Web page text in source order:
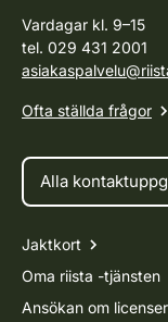
provdatumet.
För den
också ett
träning i det
förberedelse
Vardagar kl. 9–15
tel. 029 431 2001
Ofta ställda frågor
Alla
Jaktkort
Oma riista -tjänsten
Ansökan om